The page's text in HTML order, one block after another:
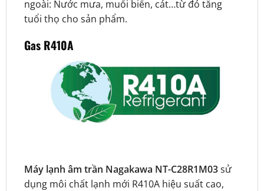
ngoài: Nước mưa, muối biển, cát…từ đó tăng
tuổi thọ cho sản phẩm.
Gas R410A
Máy lạnh âm trần Nagakawa NT-C28R1M03sử
dụng môi chất lạnh mới R410A hiệu suất cao,